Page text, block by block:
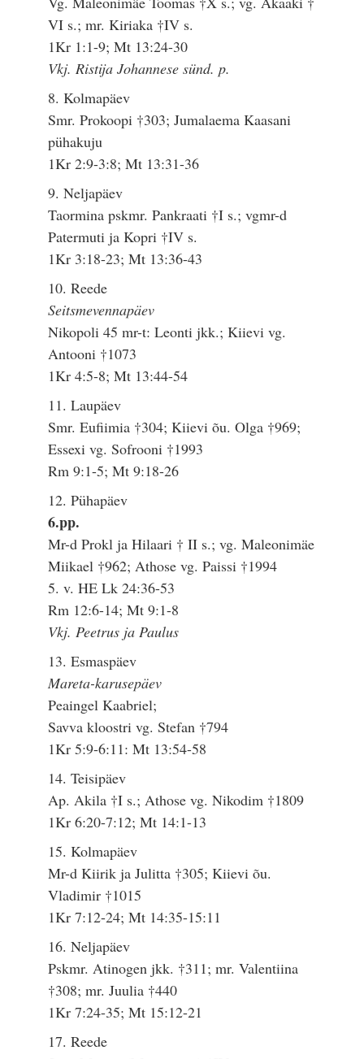
VI s.; mr. Kiriaka †IV s.
1Kr 1:1-9; Mt 13:24-30
Vkj. Ristija Johannese sünd. p.
8. Kolmapäev
Smr. Prokoopi †303; Jumalaema Kaasani
pühakuju
1Kr 2:9-3:8; Mt 13:31-36
9. Neljapäev
Taormina pskmr. Pankraati †I s.; vgmr-d
Patermuti ja Kopri †IV s.
1Kr 3:18-23; Mt 13:36-43
10. Reede
Seitsmevennapäev
Nikopoli 45 mr-t: Leonti jkk.; Kiievi vg.
Antooni †1073
1Kr 4:5-8; Mt 13:44-54
11. Laupäev
Smr. Eufiimia †304; Kiievi õu. Olga †969;
Essexi vg. Sofrooni †1993
Rm 9:1-5; Mt 9:18-26
12. Pühapäev
6.pp.
Mr-d Prokl ja Hilaari † II s.; vg. Maleonimäe
Miikael †962; Athose vg. Paissi †1994
5. v. HE Lk 24:36-53
Rm 12:6-14; Mt 9:1-8
Vkj. Peetrus ja Paulus
13. Esmaspäev
Mareta-karusepäev
Peaingel Kaabriel;
Savva kloostri vg. Stefan †794
1Kr 5:9-6:11: Mt 13:54-58
14. Teisipäev
Ap. Akila †I s.; Athose vg. Nikodim †1809
1Kr 6:20-7:12; Mt 14:1-13
15. Kolmapäev
Mr-d Kiirik ja Julitta †305; Kiievi õu.
Vladimir †1015
1Kr 7:12-24; Mt 14:35-15:11
16. Neljapäev
Pskmr. Atinogen jkk. †311; mr. Valentiina
†308; mr. Juulia †440
1Kr 7:24-35; Mt 15:12-21
17. Reede